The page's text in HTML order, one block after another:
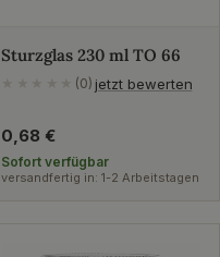
Sturzglas 230 ml TO 66
(0) jetzt bewerten
Regulärer
Preis
0,68 €
Sofort verfügbar
versandfertig in: 1-2 Arbeitstagen